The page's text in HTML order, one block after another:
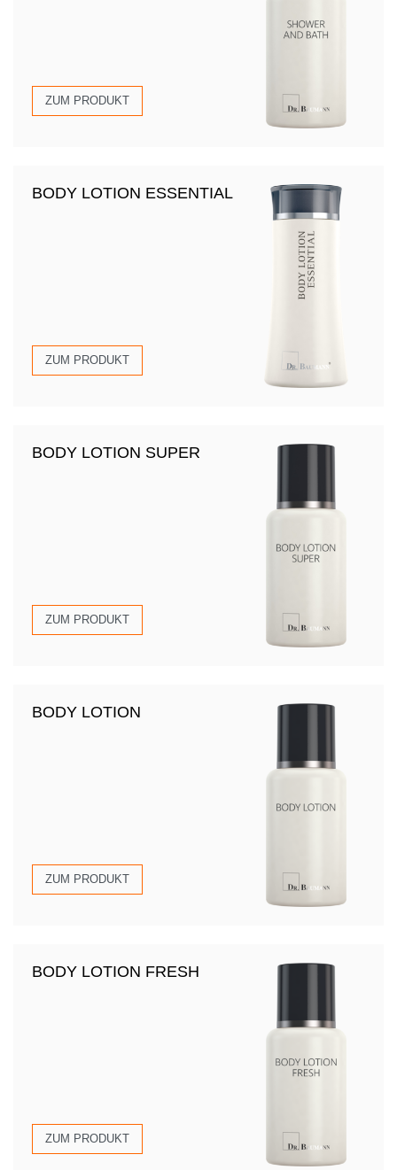
ZUM PRODUKT
BODY LOTION ESSENTIAL
ZUM PRODUKT
BODY LOTION SUPER
ZUM PRODUKT
BODY LOTION
ZUM PRODUKT
BODY LOTION FRESH
ZUM PRODUKT